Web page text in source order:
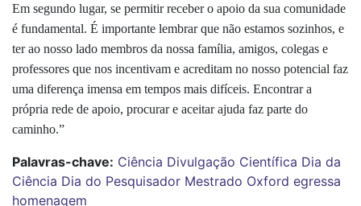
Em segundo lugar, se permitir receber o apoio da sua comunidade
é fundamental. É importante lembrar que não estamos sozinhos, e
ter ao nosso lado membros da nossa família, amigos, colegas e
professores que nos incentivam e acreditam no nosso potencial faz
uma diferença imensa em tempos mais difíceis. Encontrar a
própria rede de apoio, procurar e aceitar ajuda faz parte do
caminho.”
Palavras-chave: Ciência Divulgação Científica Dia da
Ciência Dia do Pesquisador Mestrado Oxford egressa
homenagem